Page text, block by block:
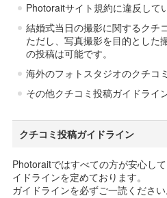
Photoraitサイト規約に違反して
結婚式当日の撮影に関するクチ
ただし、写真撮影を目的とした
の投稿は可能です。
海外のフォトスタジオのクチコミ
その他クチコミ投稿ガイドライ
クチコミ投稿ガイドライン
Photoraitではすべての方が安心し
イドラインを定めております。
ガイドラインを必ずご一読ください